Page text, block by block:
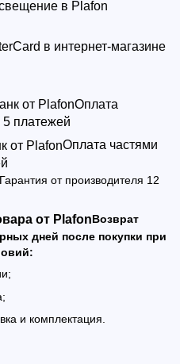
Оплата
5 платежей
Оплата частями
Гарантия от производителя 12
Возврат
дней после покупки при
и комплектация.